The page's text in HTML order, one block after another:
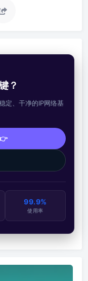
？
定、干净的IP网络基
99.9%
使用率